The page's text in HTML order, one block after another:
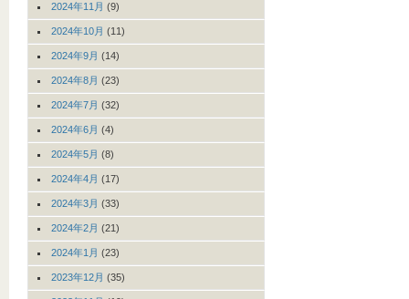
2024年11月 (9)
2024年10月 (11)
2024年9月 (14)
2024年8月 (23)
2024年7月 (32)
2024年6月 (4)
2024年5月 (8)
2024年4月 (17)
2024年3月 (33)
2024年2月 (21)
2024年1月 (23)
2023年12月 (35)